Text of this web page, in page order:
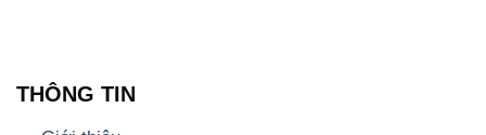
THÔNG TIN